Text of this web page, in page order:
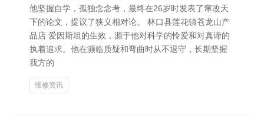
他坚握自学，孤独念念考，最终在26岁时发表了窜改天
下的论文，提议了狭义相对论。 林口县莲花镇苍龙山产
品店 爱因斯坦的生效，源于他对科学的怜爱和对真谛的
执着追求。他在濒临质疑和弯曲时从不退守，长期坚握
我方的
维修资讯